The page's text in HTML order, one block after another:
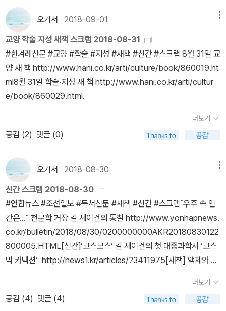
더했다. 이미지와 텍스트의 유기적 융합을 강조했던 칼 세이건의 글
쓰기 철학과 감각을 책 곳곳에서 확인할 수 있다. 마지막으로 무엇보
다 중요한 것은 50년 가까운 세월이 흘러도 바래지 않는 칼 세이건의
메시지이다. 칼 세이건은 이 책 곳곳에서 자신과 우리가 속해 있는 시
대가 매우 독특한 시대임을 강조한다. “어떤 세대 사람들에게 그들이
젊었을 때 봤던 행성들은 상상할 수 없을 만큼 멀리 떨어져 있는 빛의
점이었다. 그리고 달은 손에 넣을 수 없는 것의 상징이었다. 중년이 되
노년이 되었을 때에는 화성의 모래투성이 표면을 방랑하는 사람들을,
그리고 포보스의 울퉁불퉁한 표면이 그들의 발걸음을 물끄러미 바라
보는 것을 보게 될 수도 있다. 인류의 1000만 년 역사 속에서 그런 변
화를 겪을 세대는 하나뿐이다. 그 세대는 바로 우리이다.” 50년만 먼
저 태어났어도, 50년만 늦게 태어났어도 할 수 없었던 우주관 변화의
시대를 공유했던 이 ‘코스모스 세대’에게 칼 세이건은 인간과 사회와
행성 지구와 우주에 대한 관점 자체를 “우주적 관점”에서 성찰하기를
권한다. 우주적 관점에서 성찰한다면, 유사 이래 인류를 지배해 온 민
족주의, 부족주의, 국가주의, 엘리트주의 등의 이름으로 불려 온 “쇼
비니즘”에 이별을 고할 수 있을 것이라는 게 세이건의 핵심 메시지이
다. 또한 이 책은 현대 천문학계에서 큰 흐름을 이루고 있는 태양계 행
성학, 외계 행성 탐사, 우주 생물학, 외계 지성체 탐사(SETI 등) 등 칼
확인할 수 있게 해 준다. 칼 세이건의 예측과 전망, 그리고 예언 들 중
믿는 것처럼 지구가 우주의 중심이며, 유일한 생명체가 사는 축복받
은 별일까. 그들이 아무 생각 없이 바라본다면 지구는 작고 보잘것없
는 변방 행성에 불과할 것이다. 우리는 끝없이 넓은 우주의 한편에 놓
인 창백한 점에 불과한 지구라는 별에 사는 존재일 뿐이다. 천문학자
칼 세이건(Carl Sagan)은 우주에 티끌처럼 외롭게 떠 있는 지구를
‘창백한 푸른 점’이라고 명명했다. 공허하며 침묵만 감도는 우주. 외계
생명체에 대한 그의 열정은 대단했다. 그는 외계 지적 생명체 탐사 프
사선 파이오니어 10호(Pioneer 10)를 발사했을 때 세이건이 한 일
은 인간(남성과 여성)의 모습과 태양계 속 지구의 위치 등이 그려진
명판을 싣는 것이었다. 이 명판에 새겨진 메시지는 외계 생명체에게
보내는 지구인의 자기소개서다. 이후 세이건은 TV 시리즈 <코스모
스(Cosmos)>로 ‘대중 과학자’로 자리매김했다. 천문학을 쉽고 감동
적인 언어로 설명한 <코스모스>는 과학의 문외한들을 지구 밖으로
초대했다. 그만큼 과학의 경이와 신비를 일반 대중에게 널리 퍼뜨린
사람은 없었다. 사실, 세이건은 <코스모스>에 출연하기 전부터 이미
스타였다. 파이오니어 10호가 목성을 향해 탐사 궤도에 오른 뒤 이듬
해 세이건이 쓴 《코스믹 커넥션(The Cosmic Connection)》은 출
간 첫해에만 50만 부가 팔렸다. 《코스믹 커넥션》은 TV 시리즈 <코
찌르는 세이건의 문체가 흐르고 있다. 출간된 지 40여 년이 지났고,
오거서 2018-09-01
교양 학술 지성 새책 스크랩 2018-08-31
‪#한겨레신문 #교양 #학술 #지성 #새책 #신간 #스크랩 8월 31일 교
양 새 책 http://www.hani.co.kr/arti/culture/book/860019.ht
ml8월 31일 학술·지성 새 책 http://www.hani.co.kr/arti/cultur
e/book/860029.html.
더보기
공감 (2) 댓글 (0)
오거서 2018-08-30
신간 스크랩 2018-08-30
#연합뉴스 #조선일보 #독서신문 #새책 #신간 #스크랩‪˝우주 속 인
간은…˝ 천문학 거장 칼 세이건의 통찰 http://www.yonhapnews.
co.kr/bulletin/2018/08/30/0200000000AKR20180830122
800005.HTML[신간]‘코스모스‘ 칼 세이건의 첫 대중과학서 ‘코스
믹 커넥션‘ ‪ http://news1.kr/articles/?3411975‪[새책] 액체와 고
m/site/data/html_dir/2018/08/30/2018083000313.html[새
책]박병하 ‘수학의 감각‘·이토 고이치로 ‘데이터 분석의 힘‘·이현우 ‘책
더보기
공감 (4) 댓글 (4)